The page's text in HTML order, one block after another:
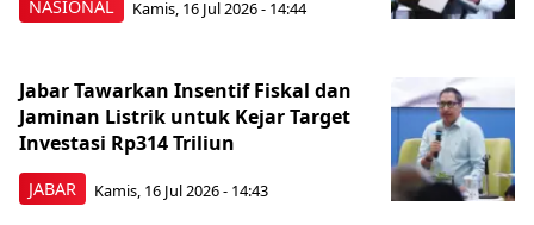
NASIONAL Kamis, 16 Jul 2026 - 14:44
JABAR
Jabar Tawarkan Insentif Fiskal dan
Jaminan Listrik untuk Kejar Target
Investasi Rp314 Triliun
Kamis, 16 Jul 2026 - 14:43